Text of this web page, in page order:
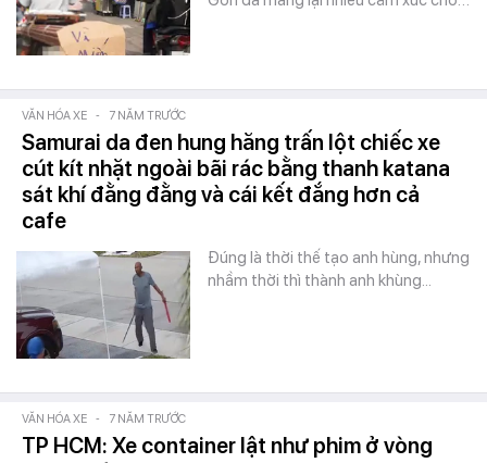
VĂN HÓA XE - 7 NĂM TRƯỚC
Samurai da đen hung hăng trấn lột chiếc xe
cút kít nhặt ngoài bãi rác bằng thanh katana
sát khí đằng đằng và cái kết đắng hơn cả
cafe
Đúng là thời thế tạo anh hùng, nhưng
nhầm thời thì thành anh khùng...
VĂN HÓA XE - 7 NĂM TRƯỚC
TP HCM: Xe container lật như phim ở vòng